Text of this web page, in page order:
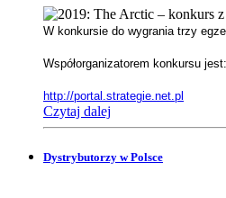
W konkursie do wygrania trzy
Współorganizatorem konkursu jest:
http://portal.strategie.net.pl
Czytaj dalej
Dystrybutorzy w Polsce